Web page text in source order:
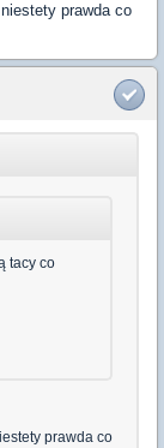
prawda co
tacy co
prawda co